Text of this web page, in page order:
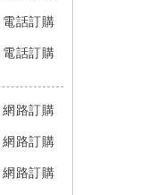
電話訂購
電話訂購
網路訂購
網路訂購
網路訂購